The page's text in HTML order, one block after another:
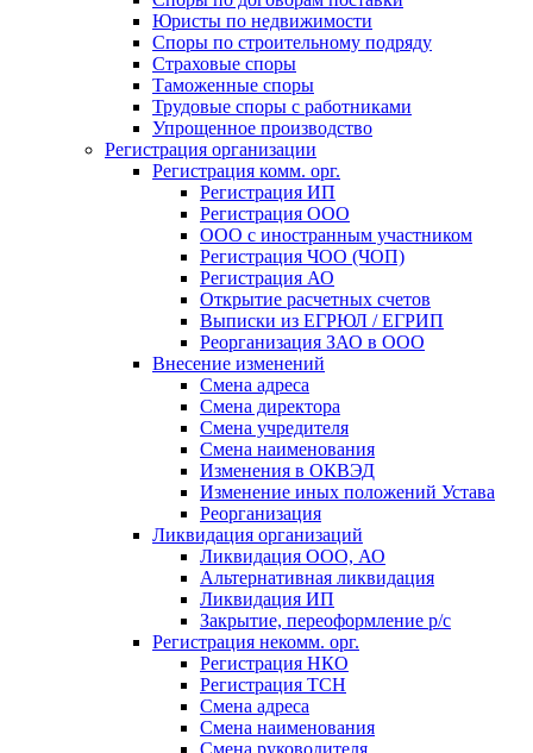
Юристы по недвижимости
Споры по строительному подряду
Страховые споры
Таможенные споры
Трудовые споры с работниками
Упрощенное производство
Регистрация организации
Регистрация комм. орг.
Регистрация ИП
Регистрация ООО
ООО с иностранным участником
Регистрация ЧОО (ЧОП)
Регистрация АО
Открытие расчетных счетов
Выписки из ЕГРЮЛ / ЕГРИП
Реорганизация ЗАО в ООО
Внесение изменений
Смена адреса
Смена директора
Cмена учредителя
Смена наименования
Изменения в ОКВЭД
Изменение иных положений Устава
Реорганизация
Ликвидация организаций
Ликвидация ООО, АО
Альтернативная ликвидация
Ликвидация ИП
Закрытие, переоформление р/с
Регистрация некомм. орг.
Регистрация НКО
Регистрация ТСН
Смена адреса
Смена наименования
Смена руководителя